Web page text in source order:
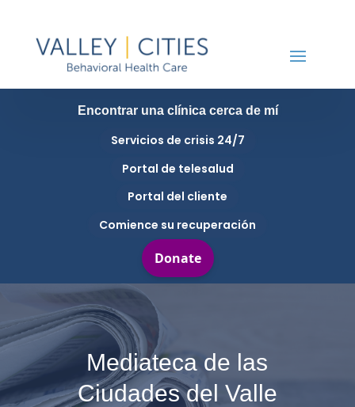
Encontrar una clínica cerca de mí
Servicios de crisis 24/7
Portal de telesalud
Portal del cliente
Comience su recuperación
Mediateca de las
Ciudades del Valle